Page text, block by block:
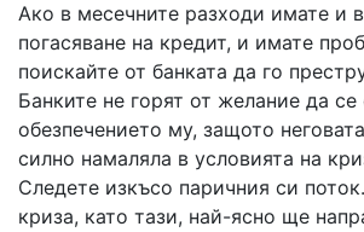
Ако в месечните разходи имате и
погасяване на кредит, и имате
поискайте от банката да го
Банките не горят от желание да се
обезпечението му, защото
силно намаляла в условията на
Следете изкъсо паричния си
криза, като тази, най-ясно ще